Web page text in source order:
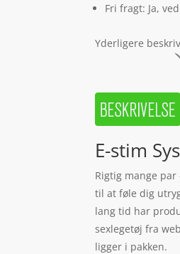
Fri fragt: Ja,
Yderligere
E-stim
Rigtig mange
til at føle dig
lang tid har
sexlegetøj fra
ligger i pakken.